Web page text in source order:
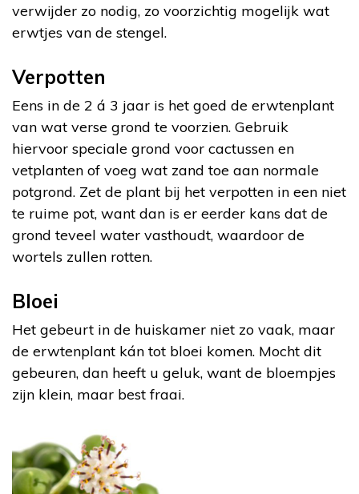
verwijder zo nodig, zo voorzichtig mogelijk wat
erwtjes van de stengel.
Verpotten
Eens in de 2 á 3 jaar is het goed de erwtenplant
van wat verse grond te voorzien. Gebruik
hiervoor speciale grond voor cactussen en
vetplanten of voeg wat zand toe aan normale
potgrond. Zet de plant bij het verpotten in een niet
te ruime pot, want dan is er eerder kans dat de
grond teveel water vasthoudt, waardoor de
wortels zullen rotten.
Bloei
Het gebeurt in de huiskamer niet zo vaak, maar
de erwtenplant kán tot bloei komen. Mocht dit
gebeuren, dan heeft u geluk, want de bloempjes
zijn klein, maar best fraai.